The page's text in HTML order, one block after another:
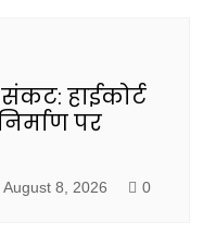
हाईकोर्ट
पर
August 8, 2026 0